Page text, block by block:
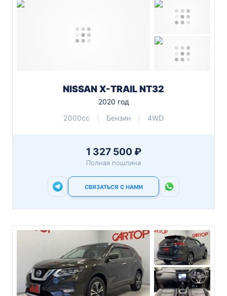
NISSAN X-TRAIL NT32
2020 год
2000cc
Бензин 4WD
1 327 500 ₽
Полная пошлина
СВЯЗАТЬСЯ С НАМИ